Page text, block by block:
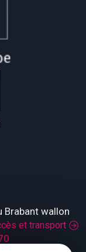
Brabant wallon
et transport